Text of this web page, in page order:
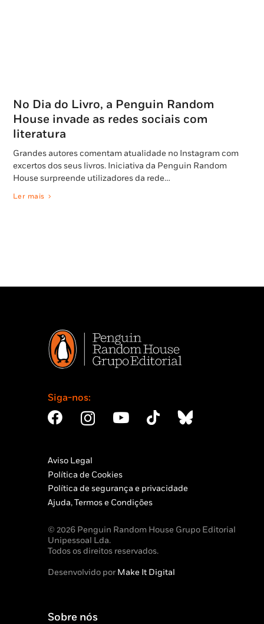
No Dia do Livro, a Penguin Random
House invade as redes sociais com
literatura
Grandes autores comentam atualidade no Instagram com
excertos dos seus livros. Iniciativa da Penguin Random
House surpreende utilizadores da rede…
Ler mais
Siga-nos:
Aviso Legal
Política de Cookies
Política de segurança e privacidade
Ajuda, Termos e Condições
© 2026 Penguin Random House Grupo Editorial
Unipessoal Lda.
Todos os direitos reservados.
Desenvolvido porMake It Digital
Sobre nós